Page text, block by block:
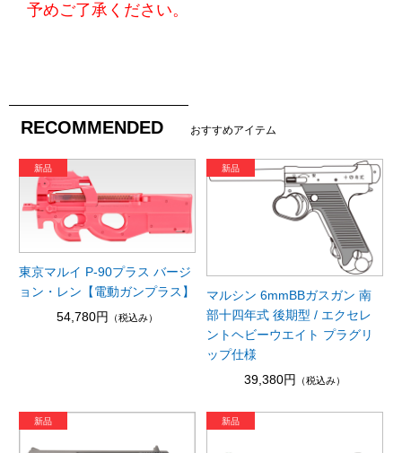
予めご了承ください。
RECOMMENDED おすすめアイテム
東京マルイ P-90プラス バージ
ョン・レン【電動ガンプラス】
54,780円
（税込み）
マルシン 6mmBBガスガン 南
部十四年式 後期型 / エクセレ
ントヘビーウエイト プラグリ
ップ仕様
39,380円
（税込み）